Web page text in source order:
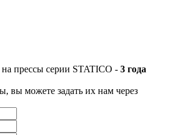
прессы серии STATICO - 3 года
вы можете задать их нам через